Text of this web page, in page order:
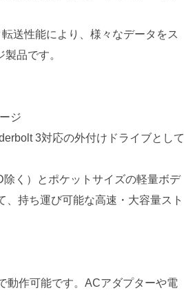
送性能により、様々なデータをス
品です。
ジ
3対応の外付けドライブとして
く）とポケットサイズの軽量ボデ
持ち運び可能な高速・大容量スト
動作可能です。ACアダプターや電